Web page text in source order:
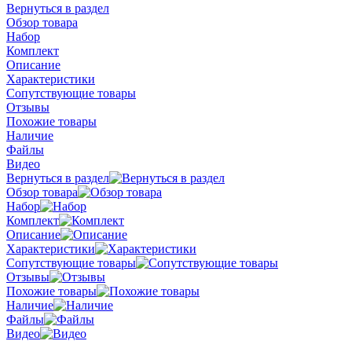
Вернуться в раздел
Обзор товара
Набор
Комплект
Описание
Характеристики
Сопутствующие товары
Отзывы
Похожие товары
Наличие
Файлы
Видео
Вернуться в раздел
Обзор товара
Набор
Комплект
Описание
Характеристики
Сопутствующие товары
Отзывы
Похожие товары
Наличие
Файлы
Видео